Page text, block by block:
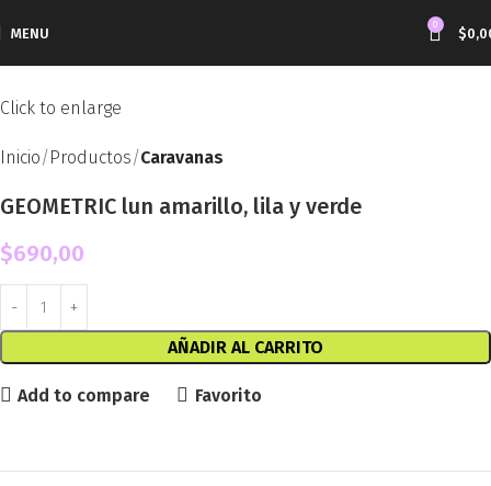
MENU
0
$
Click to enlarge
Inicio Productos Caravanas
GEOMETRIC lun amarillo, lila y verde
$690,00
AÑADIR AL CARRITO
Add to compare Favorito